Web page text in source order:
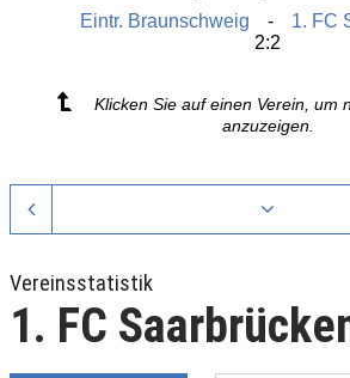
Eintr. Braunschweig
1. FC
2:2
Klicken Sie auf einen Verein, um
anzuzeigen.
Vereinsstatistik
1. FC